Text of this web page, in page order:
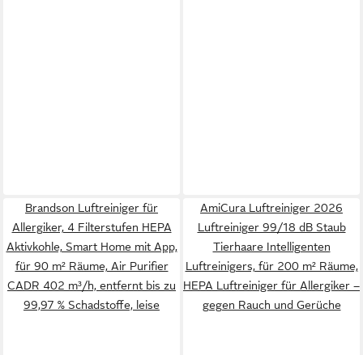
Brandson Luftreiniger für
Allergiker, 4 Filterstufen HEPA
Aktivkohle, Smart Home mit App,
für 90 m² Räume, Air Purifier
CADR 402 m³/h, entfernt bis zu
99,97 % Schadstoffe, leise
AmiCura Luftreiniger 2026
Luftreiniger 99/18 dB Staub
Tierhaare Intelligenten
Luftreinigers, für 200 m² Räume,
HEPA Luftreiniger für Allergiker –
gegen Rauch und Gerüche